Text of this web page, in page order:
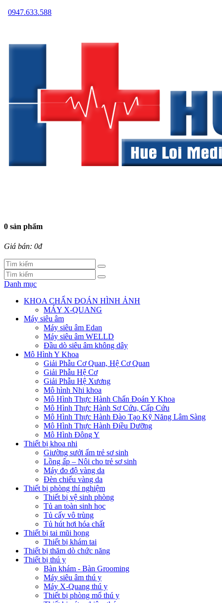
0947.633.588
0 sản phẩm
Giá bán: 0đ
Danh mục
KHOA CHẨN ĐOÁN HÌNH ẢNH
MÁY X-QUANG
Máy siêu âm
Máy siêu âm Edan
Máy siêu âm WELLD
Đầu dò siêu âm không dây
Mô Hình Y Khoa
Giải Phẫu Cơ Quan, Hệ Cơ Quan
Giải Phẫu Hệ Cơ
Giải Phẫu Hệ Xương
Mô hình Nhi khoa
Mô Hình Thực Hành Chẩn Đoán Y Khoa
Mô Hình Thực Hành Sơ Cứu, Cấp Cứu
Mô Hình Thực Hành Đào Tạo Kỹ Năng Lâm Sàng
Mô Hình Thực Hành Điều Dưỡng
Mô Hình Đông Y
Thiết bị khoa nhi
Giường sưởi ấm trẻ sơ sinh
Lồng ấp – Nôi cho trẻ sơ sinh
Máy đo độ vàng da
Đèn chiếu vàng da
Thiết bị phòng thí nghiệm
Thiết bị vệ sinh phòng
Tủ an toàn sinh học
Tủ cấy vô trùng
Tủ hút hơi hóa chất
Thiết bị tai mũi họng
Thiết bị khám tai
Thiết bị thăm dò chức năng
Thiết bị thú y
Bàn khám - Bàn Grooming
Máy siêu âm thú y
Máy X-Quang thú y
Thiết bị phòng mổ thú y